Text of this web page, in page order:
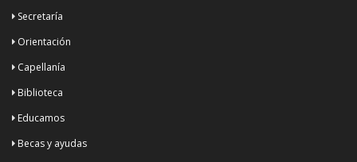
Secretaría
Orientación
Capellanía
Biblioteca
Educamos
Becas y ayudas